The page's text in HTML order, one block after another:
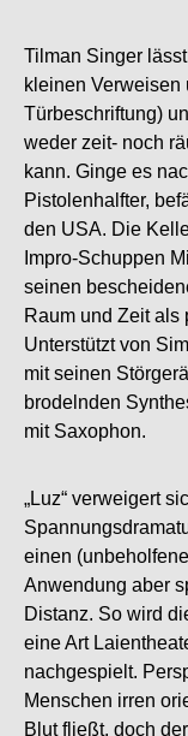
Tilman Singer
kleinen
Türbeschriftung)
weder zeit- noch
kann. Ginge es
Pistolenhalfter,
den USA. Die
Impro-Schuppen
seinen
Raum und Zeit als
Unterstützt von
mit seinen
brodelnden
mit Saxophon.
„Luz“ verweigert
einen
Anwendung aber
Distanz. So wird
eine Art
nachgespielt.
Menschen irren
Blut fließt, doch